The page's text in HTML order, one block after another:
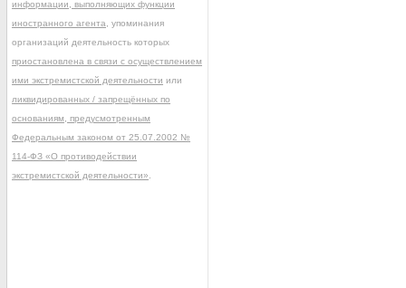
информации, выполняющих функции
иностранного агента , упоминания
организаций деятельность которых
приостановлена в связи с осуществлением
ими экстремистской деятельности или
ликвидированных / запрещённых по
основаниям, предусмотренным
Федеральным законом от 25.07.2002 №
114-ФЗ «О противодействии
экстремистской деятельности»